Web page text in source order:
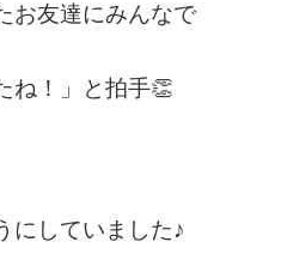
お友達にみんなで
ね！」と拍手👏
にしていました♪